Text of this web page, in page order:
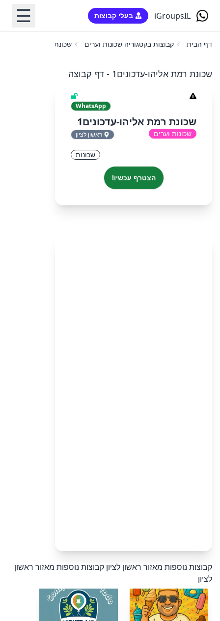
iGroupsIL בעלי קבוצות ☰
דף הבית קבוצות בקטגוריה שכונות וערים שכונת רמת אליהו-
שכונת רמת אליהו-עדכונים1 - דף קבוצה
WhatsApp
שכונת רמת אליהו-עדכונים1
שכונות וערים ראשון לציון
שכונות
הצטרף עכשיו!
קבוצות נוספות מאזור ראשון לציון קבוצות נוספות מאזור ראשון
לציון